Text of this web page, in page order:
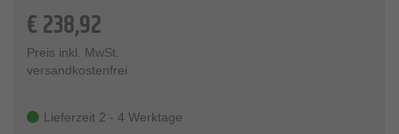
€238,92
Preis inkl. MwSt.
versandkostenfrei
Lieferzeit 2 - 4 Werktage